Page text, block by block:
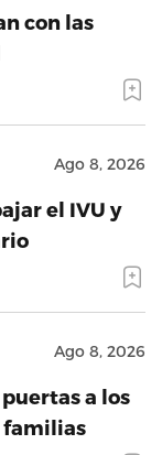
con las
Ago 8, 2026
el IVU y
Ago 8, 2026
a los
familias